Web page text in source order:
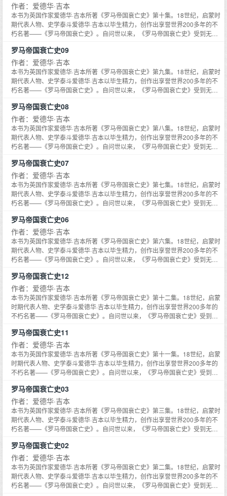
作者：爱德华·吉本
本书为英国作家爱德华·吉本所著《罗马帝国衰亡史》第十集。18世纪，启蒙时
期代表人物、史学泰斗爱德华·吉本以毕生精力，创作出享誉世界200多年的不
朽名著——《罗马帝国衰亡史》。自问世以来，《罗马帝国衰亡史》受到无数
克尼尔、科幻经典《银河帝国》的作者阿西莫夫等。二战时期知名的英国首相
丘吉尔，更是经常在演说中引用书里的金句，其政治和战略思想也深受该书影
响。《罗马帝国衰亡史》从政治、经济、军事、文化等角度，展现了罗马帝国
1300多年由盛而衰、直至毁灭的全过程。博大雄伟的史观加上优美典雅的文
字，使得西方人一谈及罗马帝国，必定会想到此书。此书也自然而然成为了了
罗马帝国衰亡史09
作者：爱德华·吉本
本书为英国作家爱德华·吉本所著《罗马帝国衰亡史》第九集。18世纪，启蒙时
期代表人物、史学泰斗爱德华·吉本以毕生精力，创作出享誉世界200多年的不
朽名著——《罗马帝国衰亡史》。自问世以来，《罗马帝国衰亡史》受到无数
克尼尔、科幻经典《银河帝国》的作者阿西莫夫等。二战时期知名的英国首相
丘吉尔，更是经常在演说中引用书里的金句，其政治和战略思想也深受该书影
响。《罗马帝国衰亡史》从政治、经济、军事、文化等角度，展现了罗马帝国
1300多年由盛而衰、直至毁灭的全过程。博大雄伟的史观加上优美典雅的文
字，使得西方人一谈及罗马帝国，必定会想到此书。此书也自然而然成为了了
罗马帝国衰亡史08
作者：爱德华·吉本
本书为英国作家爱德华·吉本所著《罗马帝国衰亡史》第八集。18世纪，启蒙时
期代表人物、史学泰斗爱德华·吉本以毕生精力，创作出享誉世界200多年的不
朽名著——《罗马帝国衰亡史》。自问世以来，《罗马帝国衰亡史》受到无数
克尼尔、科幻经典《银河帝国》的作者阿西莫夫等。二战时期知名的英国首相
丘吉尔，更是经常在演说中引用书里的金句，其政治和战略思想也深受该书影
响。《罗马帝国衰亡史》从政治、经济、军事、文化等角度，展现了罗马帝国
1300多年由盛而衰、直至毁灭的全过程。博大雄伟的史观加上优美典雅的文
字，使得西方人一谈及罗马帝国，必定会想到此书。此书也自然而然成为了了
罗马帝国衰亡史07
作者：爱德华·吉本
本书为英国作家爱德华·吉本所著《罗马帝国衰亡史》第七集。18世纪，启蒙时
期代表人物、史学泰斗爱德华·吉本以毕生精力，创作出享誉世界200多年的不
朽名著——《罗马帝国衰亡史》。自问世以来，《罗马帝国衰亡史》受到无数
克尼尔、科幻经典《银河帝国》的作者阿西莫夫等。二战时期知名的英国首相
丘吉尔，更是经常在演说中引用书里的金句，其政治和战略思想也深受该书影
响。《罗马帝国衰亡史》从政治、经济、军事、文化等角度，展现了罗马帝国
1300多年由盛而衰、直至毁灭的全过程。博大雄伟的史观加上优美典雅的文
字，使得西方人一谈及罗马帝国，必定会想到此书。此书也自然而然成为了了
罗马帝国衰亡史06
作者：爱德华·吉本
本书为英国作家爱德华·吉本所著《罗马帝国衰亡史》第六集。18世纪，启蒙时
期代表人物、史学泰斗爱德华·吉本以毕生精力，创作出享誉世界200多年的不
朽名著——《罗马帝国衰亡史》。自问世以来，《罗马帝国衰亡史》受到无数
克尼尔、科幻经典《银河帝国》的作者阿西莫夫等。二战时期知名的英国首相
丘吉尔，更是经常在演说中引用书里的金句，其政治和战略思想也深受该书影
响。《罗马帝国衰亡史》从政治、经济、军事、文化等角度，展现了罗马帝国
1300多年由盛而衰、直至毁灭的全过程。博大雄伟的史观加上优美典雅的文
字，使得西方人一谈及罗马帝国，必定会想到此书。此书也自然而然成为了了
罗马帝国衰亡史12
作者：爱德华·吉本
本书为英国作家爱德华·吉本所著《罗马帝国衰亡史》第十二集。18世纪，启蒙
时期代表人物、史学泰斗爱德华·吉本以毕生精力，创作出享誉世界200多年的
不朽名著——《罗马帝国衰亡史》。自问世以来，《罗马帝国衰亡史》受到无
麦克尼尔、科幻经典《银河帝国》的作者阿西莫夫等。二战时期知名的英国首
相丘吉尔，更是经常在演说中引用书里的金句，其政治和战略思想也深受该书
影响。《罗马帝国衰亡史》从政治、经济、军事、文化等角度，展现了罗马帝
国1300多年由盛而衰、直至毁灭的全过程。博大雄伟的史观加上优美典雅的文
字，使得西方人一谈及罗马帝国，必定会想到此书。此书也自然而然成为了了
罗马帝国衰亡史11
作者：爱德华·吉本
本书为英国作家爱德华·吉本所著《罗马帝国衰亡史》第十一集。18世纪，启蒙
时期代表人物、史学泰斗爱德华·吉本以毕生精力，创作出享誉世界200多年的
不朽名著——《罗马帝国衰亡史》。自问世以来，《罗马帝国衰亡史》受到无
麦克尼尔、科幻经典《银河帝国》的作者阿西莫夫等。二战时期知名的英国首
相丘吉尔，更是经常在演说中引用书里的金句，其政治和战略思想也深受该书
影响。《罗马帝国衰亡史》从政治、经济、军事、文化等角度，展现了罗马帝
国1300多年由盛而衰、直至毁灭的全过程。博大雄伟的史观加上优美典雅的文
字，使得西方人一谈及罗马帝国，必定会想到此书。此书也自然而然成为了了
罗马帝国衰亡史03
作者：爱德华·吉本
本书为英国作家爱德华·吉本所著《罗马帝国衰亡史》第三集。18世纪，启蒙时
期代表人物、史学泰斗爱德华·吉本以毕生精力，创作出享誉世界200多年的不
朽名著——《罗马帝国衰亡史》。自问世以来，《罗马帝国衰亡史》受到无数
克尼尔、科幻经典《银河帝国》的作者阿西莫夫等。二战时期知名的英国首相
丘吉尔，更是经常在演说中引用书里的金句，其政治和战略思想也深受该书影
响。《罗马帝国衰亡史》从政治、经济、军事、文化等角度，展现了罗马帝国
1300多年由盛而衰、直至毁灭的全过程。博大雄伟的史观加上优美典雅的文
字，使得西方人一谈及罗马帝国，必定会想到此书。此书也自然而然成为了了
罗马帝国衰亡史02
作者：爱德华·吉本
本书为英国作家爱德华·吉本所著《罗马帝国衰亡史》第二集。18世纪，启蒙时
期代表人物、史学泰斗爱德华·吉本以毕生精力，创作出享誉世界200多年的不
朽名著——《罗马帝国衰亡史》。自问世以来，《罗马帝国衰亡史》受到无数